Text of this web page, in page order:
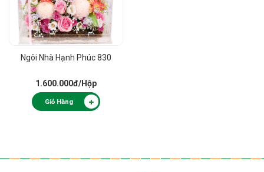
Ngôi Nhà Hạnh Phúc 830
1.600.000đ/Hộp
Giỏ Hàng